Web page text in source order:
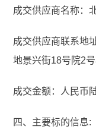
成交供应商名称：
成交供应商联系地
地景兴街18号院2
成交金额：人民币
四、主要标的信息: